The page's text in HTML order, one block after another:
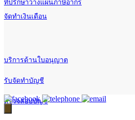
ที่ปรึกษาวางแผนภาษีอากร
จัดทำเงินเดือน
บริการด้านใบอนุญาต
รับจัดทำบัญชี
ตรวจสอบบัญชี